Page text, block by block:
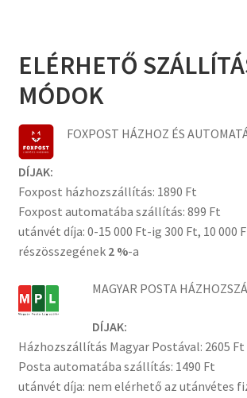
ELÉRHETŐ
MÓDOK
FOXPOST HÁZHOZ ÉS
DÍJAK:
Foxpost házhozszállítás: 1890 Ft
Foxpost automatába szállítás: 899 Ft
utánvét díja: 0-15 000 Ft-ig 300 Ft, 10 000
részösszegének 2 %-a
MAGYAR POSTA
DÍJAK:
Házhozszállítás Magyar Postával: 2605 Ft
Posta automatába szállítás: 1490 Ft
utánvét díja: nem elérhető az utánvétes